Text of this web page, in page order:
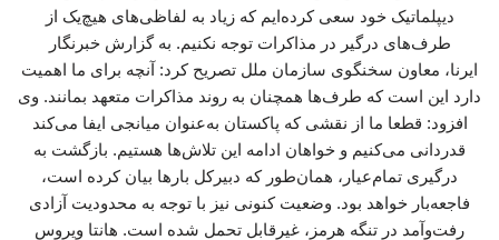
دیپلماتیک خود سعی کرده‌ایم که زیاد به لفاظی‌های هیچ‌یک از
طرف‌های درگیر در مذاکرات توجه نکنیم. به گزارش خبرنگار
ایرنا، معاون سخنگوی سازمان ملل تصریح کرد: آنچه برای ما اهمیت
دارد این است که طرف‌ها همچنان به روند مذاکرات متعهد بمانند. وی
افزود: قطعا ما از نقشی که پاکستان به‌عنوان میانجی ایفا می‌کند
قدردانی می‌کنیم و خواهان ادامه این تلاش‌ها هستیم. بازگشت به
درگیری تمام‌عیار، همان‌طور که دبیرکل بارها بیان کرده است،
فاجعه‌بار خواهد بود. وضعیت کنونی نیز با توجه به محدودیت آزادی
رفت‌وآمد در تنگه هرمز، غیرقابل تحمل شده است. هانتا ویروس